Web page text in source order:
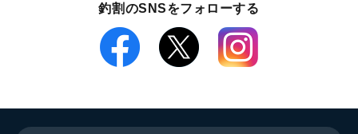
釣割のSNSをフォローする